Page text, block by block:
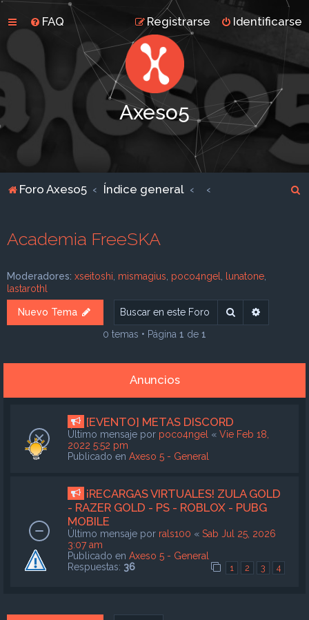
FAQ Identificarse
Registrarse
Axeso5
Foro Axeso5 Índice general
Academia FreeSKA
Moderadores: xseitoshi mismagius poco4ngel lunatone
lastarothl
Nuevo Tema Buscar
0 temas • Página 1 de 1
Anuncios
[EVENTO] METAS DISCORD
Último mensaje por poco4ngel « Vie Feb 18,
2022 5:52 pm
Publicado en Axeso 5 - General
¡RECARGAS VIRTUALES! ZULA GOLD
- RAZER GOLD - PS - ROBLOX - PUBG
MOBILE
Último mensaje por rals100 « Sab Jul 25, 2026
3:07 am
Publicado en Axeso 5 - General
Respuestas: 36 1 2 3 4